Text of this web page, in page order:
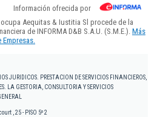
Información ofrecida por
Aequitas & Iustitia Sl procede de la
de INFORMA D&B S.A.U. (S.M.E.). Más
JURIDICOS. PRESTACION DE SERVICIOS FINANCIEROS,
LA GESTORIA, CONSULTORIA Y SERVICIOS
, 25 - PISO 5º 2